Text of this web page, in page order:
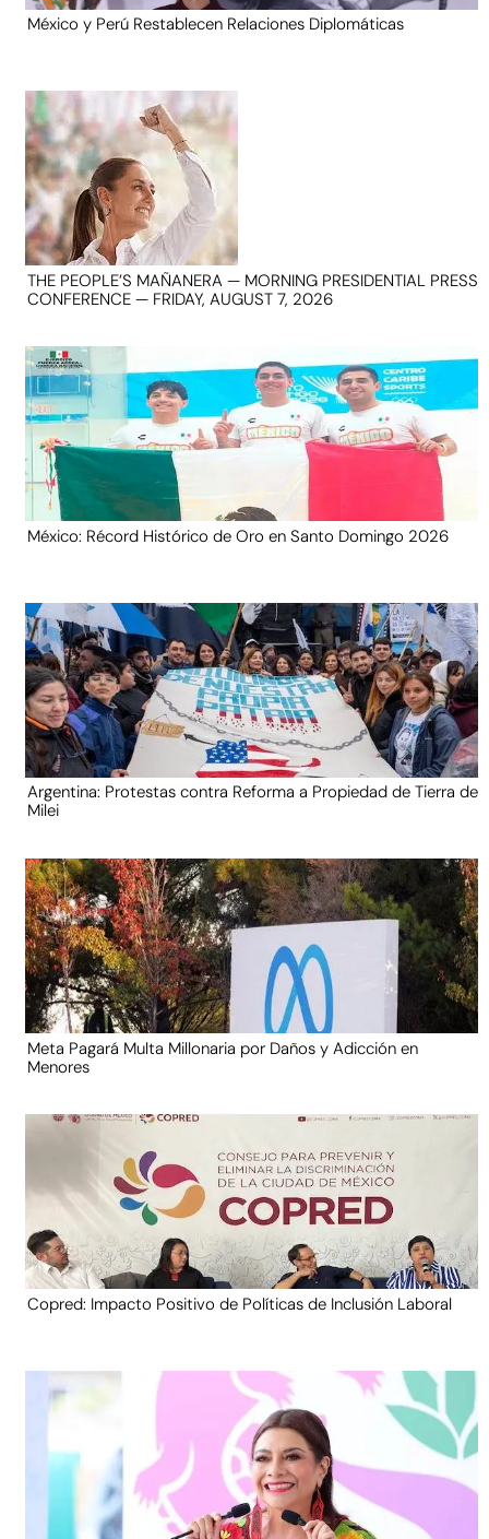
México y Perú Restablecen Relaciones Diplomáticas
THE PEOPLE’S MAÑANERA — MORNING PRESIDENTIAL PRESS
CONFERENCE — FRIDAY, AUGUST 7, 2026
México: Récord Histórico de Oro en Santo Domingo 2026
Argentina: Protestas contra Reforma a Propiedad de Tierra de
Milei
Meta Pagará Multa Millonaria por Daños y Adicción en
Menores
Copred: Impacto Positivo de Políticas de Inclusión Laboral